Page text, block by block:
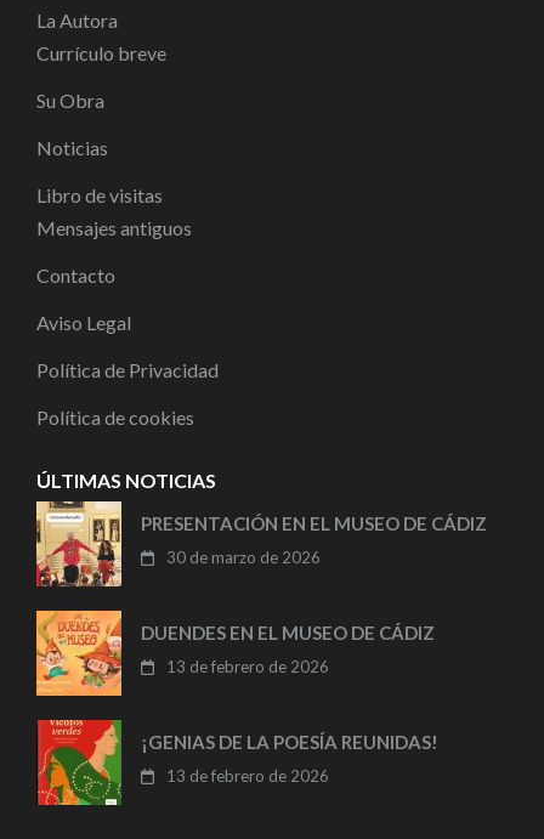
La Autora
Currículo breve
Su Obra
Noticias
Libro de visitas
Mensajes antiguos
Contacto
Aviso Legal
Política de Privacidad
Política de cookies
ÚLTIMAS NOTICIAS
PRESENTACIÓN EN EL MUSEO DE CÁDIZ
30 de marzo de 2026
DUENDES EN EL MUSEO DE CÁDIZ
13 de febrero de 2026
¡GENIAS DE LA POESÍA REUNIDAS!
13 de febrero de 2026